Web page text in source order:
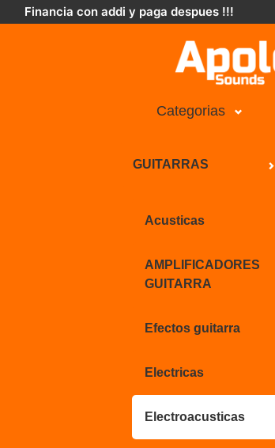
Financia con addi y paga despues !!!
Categorias
GUITARRAS
Acusticas
AMPLIFICADORES
GUITARRA
Efectos guitarra
Electricas
Electroacusticas